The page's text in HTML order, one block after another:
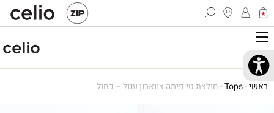
ראשי-
Tops
-חולצת טי פימה צווארון עגול – כחול